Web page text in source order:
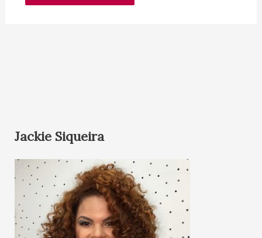
Jackie Siqueira